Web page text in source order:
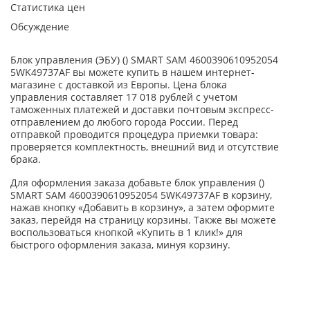
Статистика цен
Обсуждение
Блок управления (ЭБУ) () SMART SAM 4600390610952054
5WK49737AF вы можете купить в нашем интернет-
магазине с доставкой из Европы. Цена блока
управления составляет 17 018 рублей с учетом
таможенных платежей и доставки почтовым экспресс-
отправлением до любого города России. Перед
отправкой проводится процедура приемки товара:
проверяется комплектность, внешний вид и отсутствие
брака.
Для оформления заказа добавьте блок управления ()
SMART SAM 4600390610952054 5WK49737AF в корзину,
нажав кнопку «Добавить в корзину», а затем оформите
заказ, перейдя на страницу корзины. Также вы можете
воспользоваться кнопкой «Купить в 1 клик!» для
быстрого оформления заказа, минуя корзину.